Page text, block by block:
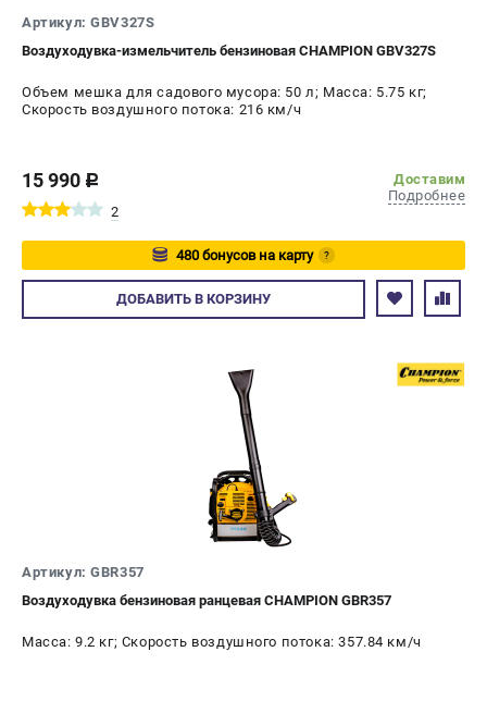
Артикул: GBV327S
Воздуходувка-измельчитель бензиновая CHAMPION GBV327S
Объем мешка для садового мусора: 50 л; Масса: 5.75 кг;
Скорость воздушного потока: 216 км/ч
15 990 c
Доставим
Подробнее
2
480 бонусов на карту ?
Авторизуйтесь
ДОБАВИТЬ В КОРЗИНУ
Артикул: GBR357
Воздуходувка бензиновая ранцевая CHAMPION GBR357
Масса: 9.2 кг; Скорость воздушного потока: 357.84 км/ч